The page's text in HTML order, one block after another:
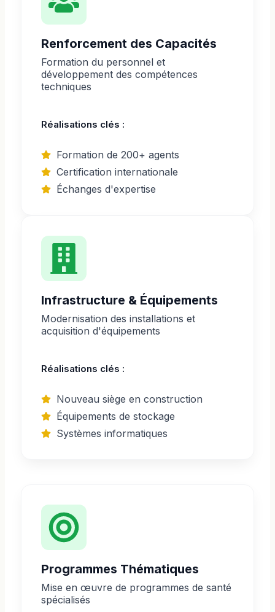
Renforcement des Capacités
Formation du personnel et
développement des compétences
techniques
Réalisations clés :
Formation de 200+ agents
Certification internationale
Échanges d'expertise
Infrastructure & Équipements
Modernisation des installations et
acquisition d'équipements
Réalisations clés :
Nouveau siège en construction
Équipements de stockage
Systèmes informatiques
Programmes Thématiques
Mise en œuvre de programmes de santé
spécialisés